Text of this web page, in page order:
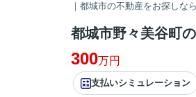
｜都城市の不動産をお探しな
都城市野々美谷町
300万円
支払いシミュレーション